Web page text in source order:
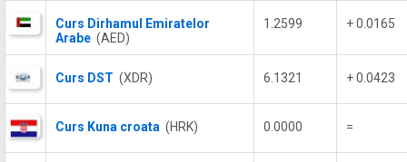
Curs Dirhamul Emiratelor
Arabe (AED)
1.2599 + 0.0165
Curs DST (XDR) 6.1321 + 0.0423
Curs Kuna croata (HRK) 0.0000 =